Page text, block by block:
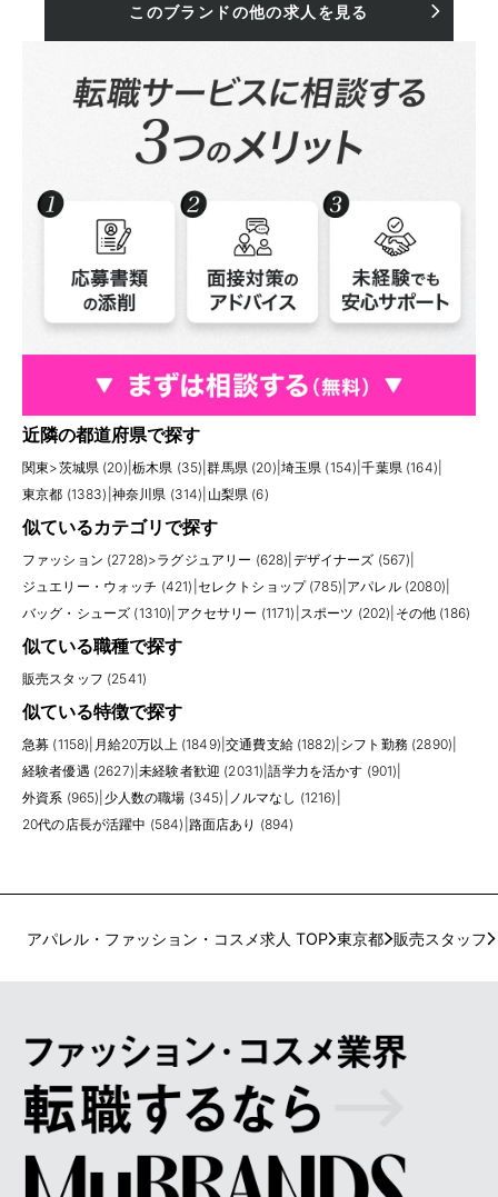
このブランドの他の求人を見る
近隣の都道府県で探す
関東>茨城県 (20) 栃木県 (35) |群馬県 (20) 埼玉県 (154) |千葉県 (164)
東京都 (1383) 神奈川県 (314) 山梨県 (6)
似ているカテゴリで探す
ファッション (2728)>ラグジュアリー (628) デザイナーズ (567)
ジュエリー・ウォッチ (421) セレクトショップ (785) アパレル (2080)
バッグ・シューズ (1310) アクセサリー (1171) スポーツ (202) その他 (186)
似ている職種で探す
販売スタッフ (2541)
似ている特徴で探す
急募 (1158) 月給20万以上 (1849) |交通費支給 (1882) シフト勤務 (2890)
経験者優遇 (2627) |未経験者歓迎 (2031) |語学力を活かす (901)
外資系 (965) 少人数の職場 (345) ノルマなし (1216)
20代の店長が活躍中 (584) 路面店あり (894)
アパレル・ファッション・コスメ求人 TOP 東京都 販売スタッフ